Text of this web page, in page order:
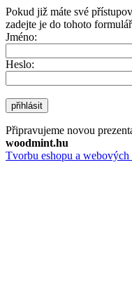
Pokud již máte své
zadejte je do tohoto
Jméno:
Heslo:
přihlásit
Připravujeme novou
woodmint.hu
Tvorbu eshopu a